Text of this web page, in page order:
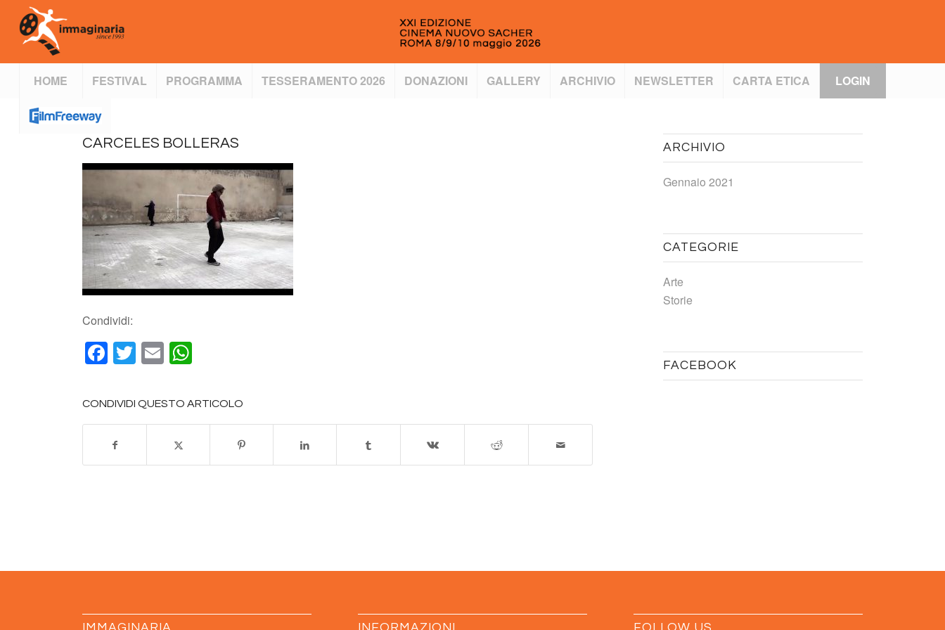
HOME FESTIVAL PROGRAMMA TESSERAMENTO 2026 DONAZIONI GALLERY ARCHIVIO NEWSLETTER CARTA ETICA LOGIN
CARCELES BOLLERAS
Condividi:
Facebook
Twitter
Email
CONDIVIDI QUESTO ARTICOLO
ARCHIVIO
Gennaio 2021
CATEGORIE
Arte
Storie
FACEBOOK